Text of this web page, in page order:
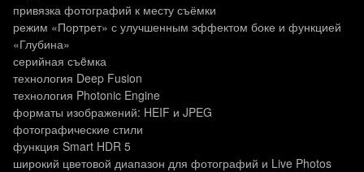
привязка фотографий к месту съёмки
режим «Портрет» с улучшенным эффектом боке и функцией
«Глубина»
серийная съëмка
технология Deep Fusion
технология Photonic Engine
форматы изображений: HEIF и JPEG
фотографические стили
функция Smart HDR 5
широкий цветовой диапазон для фотографий и Live Photos